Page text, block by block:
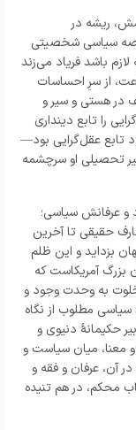
ریشه در
سیاسی شخصیتی
باشد فریاد می‌زند
از سرِ احساسات
در هستی و سیر و
را تابع دینداری
تابع عقل‌گرایی بود—
تحصیلی او سرچشمه
و عرفانش سیاسی؛
حقیقی تا آخرین
بزداید و این ظلم
بزرگ آمریکاست که
خلوت به وحدت وجود و
مطلوب از نگاه
حکیمانه دنیوی و
معنا، میان سیاست و
آن، عرفان و فقه و
محکم، در هم تنیده